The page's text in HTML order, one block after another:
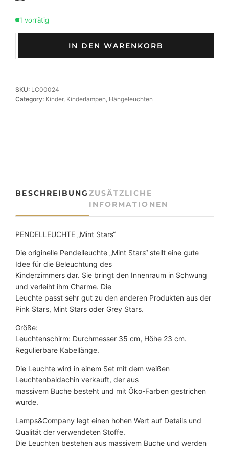
1 vorrätig
n
g
l
n
S
t
r
s
M
e
n
g
IN DEN WARENKORB
SKU: LC00024
Category: Kinder, Kinderlampen Hängeleuchten
BESCHREIBUNG ZUSÄTZLICHE
INFORMATIONEN
PENDELLEUCHTE „Mint Stars“
Die originelle Pendelleuchte „Mint Stars“ stellt eine gute
Idee für die Beleuchtung des
Kinderzimmers dar. Sie bringt den Innenraum in Schwung
und verleiht ihm Charme. Die
Leuchte passt sehr gut zu den anderen Produkten aus der
Pink Stars, Mint Stars oder Grey Stars.
Größe:
Leuchtenschirm: Durchmesser 35 cm, Höhe 23 cm.
Regulierbare Kabellänge.
Die Leuchte wird in einem Set mit dem weißen
Leuchtenbaldachin verkauft, der aus
massivem Buche besteht und mit Öko-Farben gestrichen
wurde.
Lamps&Company legt einen hohen Wert auf Details und
Qualität der verwendeten Stoffe.
Die Leuchten bestehen aus massivem Buche und werden